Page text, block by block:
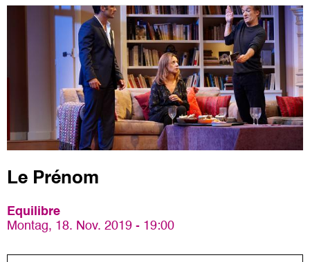
Le Prénom
Equilibre
Montag, 18. Nov. 2019 - 19:00